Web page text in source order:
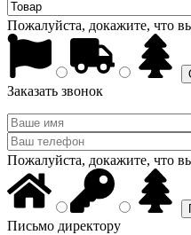
Пожалуйста, докажите, что
Заказать звонок
Пожалуйста, докажите, что
Письмо директору